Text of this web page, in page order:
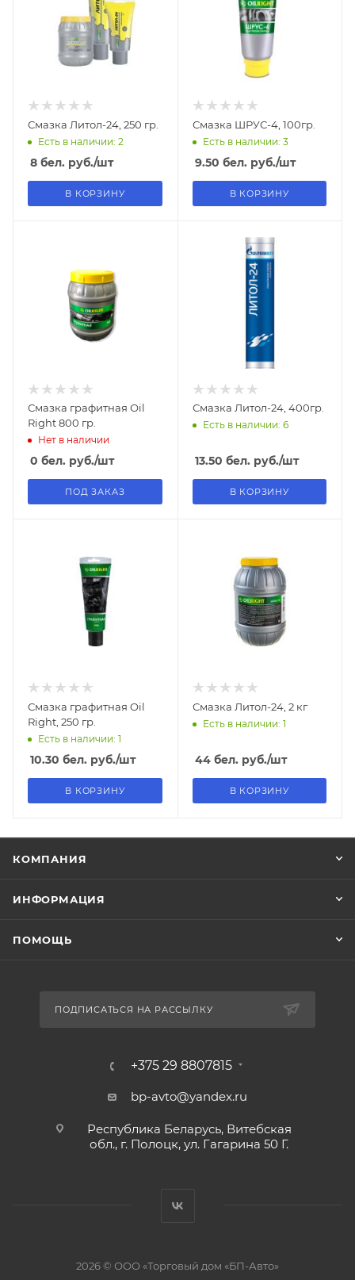
Смазка Литол-24, 250 гр.
Есть в наличии: 2
8 бел. руб./шт
В КОРЗИНУ
Смазка ШРУС-4, 100гр.
Есть в наличии: 3
9.50 бел. руб./шт
В КОРЗИНУ
Смазка графитная Оil
Right 800 гр.
Нет в наличии
0 бел. руб./шт
ПОД ЗАКАЗ
Смазка Литол-24, 400гр.
Есть в наличии: 6
13.50 бел. руб./шт
В КОРЗИНУ
Смазка графитная Oil
Right, 250 гр.
Есть в наличии: 1
10.30 бел. руб./шт
В КОРЗИНУ
Смазка Литол-24, 2 кг
Есть в наличии: 1
44бел. руб./шт
В КОРЗИНУ
КОМПАНИЯ
ИНФОРМАЦИЯ
ПОМОЩЬ
ПОДПИСАТЬСЯ НА РАССЫЛКУ
+375 29 8807815
bp-avto@yandex.ru
Республика Беларусь, Витебская
обл., г. Полоцк, ул. Гагарина 50 Г.
2026 © ООО «Торговый дом «БП-Авто»